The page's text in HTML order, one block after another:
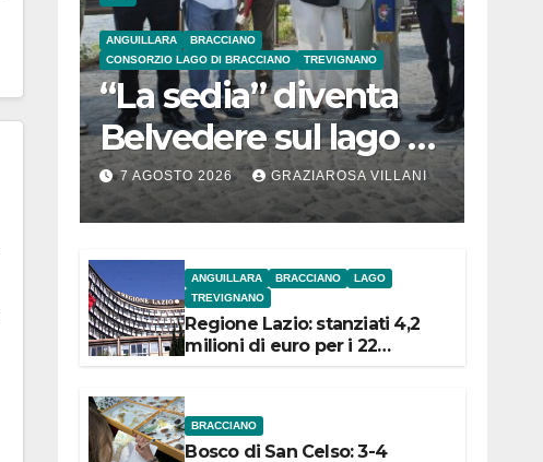
ANGUILLARA
BRACCIANO
CONSORZIO LAGO DI BRACCIANO
TREVIGNANO
“La sedia” diventa
Belvedere sul lago di
Bracciano: ieri
l’inaugurazione
7 AGOSTO 2026 GRAZIAROSA VILLANI
ANGUILLARA BRACCIANO
LAGO
TREVIGNANO
Regione Lazio: stanziati 4,2
milioni di euro per i 22
BRACCIANO
Bosco di San Celso: 3-4